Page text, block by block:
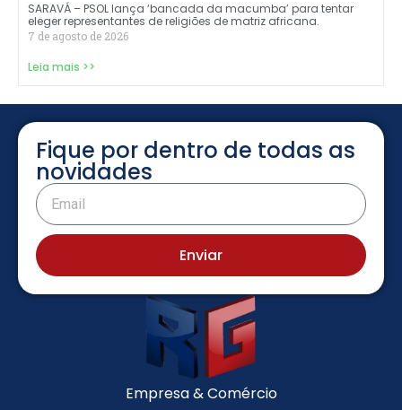
SARAVÁ – PSOL lança ‘bancada da macumba’ para tentar
eleger representantes de religiões de matriz africana.
7 de agosto de 2026
Leia mais >>
Fique por dentro de todas as
novidades
Enviar
Empresa & Comércio